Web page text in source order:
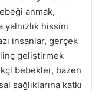
anmak,
hissini
insanlar, gerçek
geliştirmek
bebekler, bazen
sağlıklarına katkı